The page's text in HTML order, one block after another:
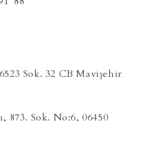
Sok. 32 CB Mavişehir
873. Sok. No:6, 06450